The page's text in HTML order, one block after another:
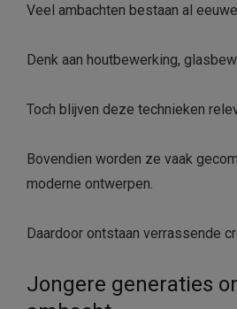
Veel ambachten bestaan al
Denk aan houtbewerking,
Toch blijven deze technieken
Bovendien worden ze vaak
moderne ontwerpen.
Daardoor ontstaan verrassende
Jongere generaties